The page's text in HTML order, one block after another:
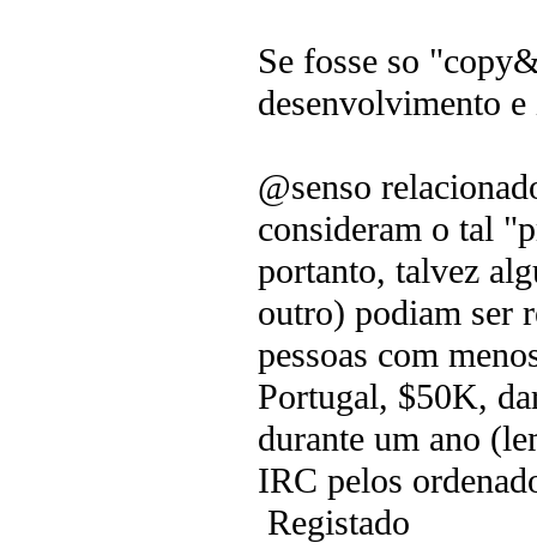
Se fosse so
desenvolvimento
@senso
consideram o tal
portanto, talvez
outro) podiam ser
pessoas com
Portugal, $50K,
durante um ano
IRC pelos
Registado